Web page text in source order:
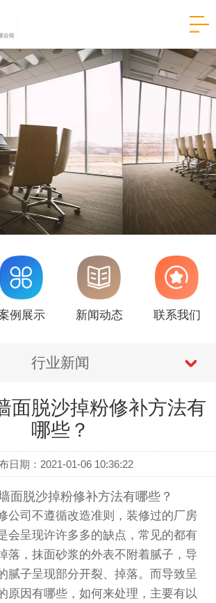
例展示 新闻动态 联系我们
行业新闻
面脱沙掉粉修补方法有
哪些？
日期：2021-01-06 10:36:22
面脱沙掉粉修补方法有哪些？
司不遵循改造准则，装修过的厂房
会呈现许许多多的缺点，常见的都有
落，抹面砂浆的外表不附着腻子，导
腻子呈现部分开裂、掉落。而导致呈
原因有哪些，如何来处理，主要有以